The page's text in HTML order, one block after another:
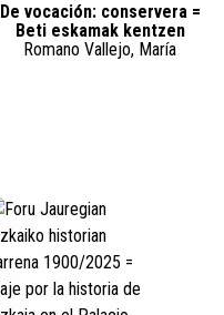
De vocación: conservera =
Beti eskamak kentzen
Romano Vallejo, María